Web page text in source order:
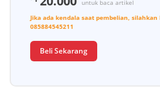
untuk baca artikel
Jika ada kendala saat pembelian,
085884545211
Beli Sekarang